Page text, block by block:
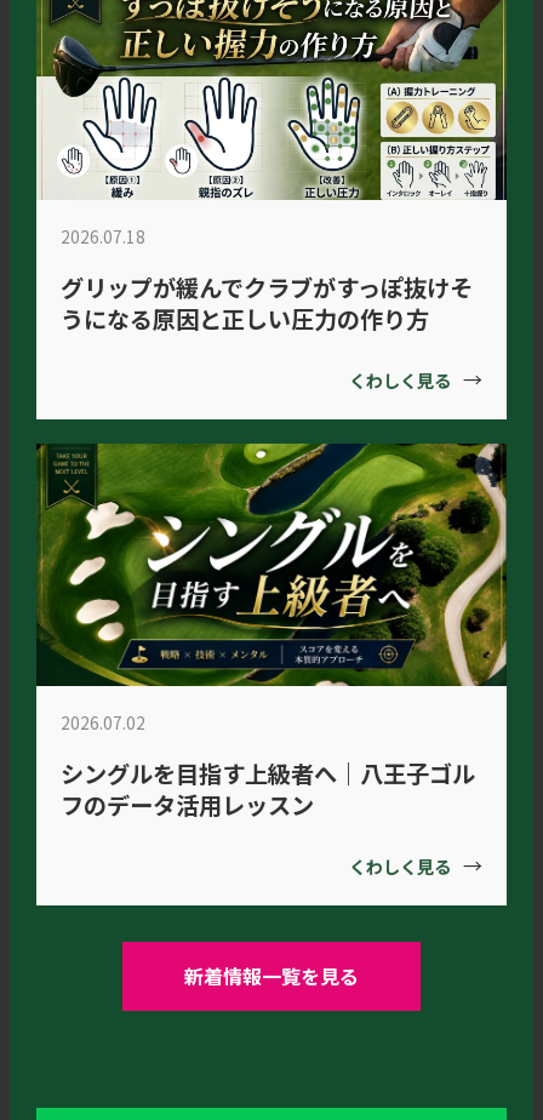
2026.07.18
グリップが緩んでクラブがすっぽ抜けそ
うになる原因と正しい圧力の作り方
くわしく見る →
2026.07.02
シングルを目指す上級者へ｜八王子ゴル
フのデータ活用レッスン
くわしく見る →
新着情報一覧を見る